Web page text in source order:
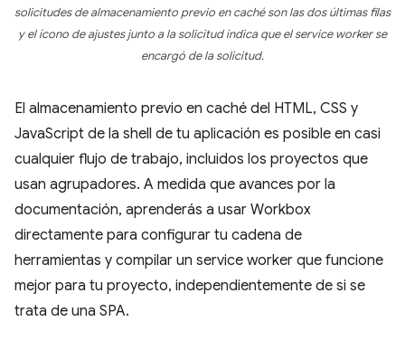
solicitudes de almacenamiento previo en caché son las dos últimas filas
y el ícono de ajustes junto a la solicitud indica que el service worker se
encargó de la solicitud.
El almacenamiento previo en caché del HTML, CSS y
JavaScript de la shell de tu aplicación es posible en casi
cualquier flujo de trabajo, incluidos los proyectos que
usan agrupadores. A medida que avances por la
documentación, aprenderás a usar Workbox
directamente para configurar tu cadena de
herramientas y compilar un service worker que funcione
mejor para tu proyecto, independientemente de si se
trata de una SPA.